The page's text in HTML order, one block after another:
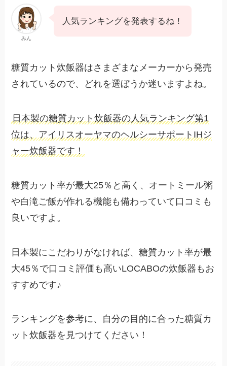
みん
人気ランキングを発表するね！
糖質カット炊飯器はさまざまなメーカーから発売
されているので、どれを選ぼうか迷いますよね。
日本製の糖質カット炊飯器の人気ランキング第1
位は、アイリスオーヤマのヘルシーサポートIHジ
ャー炊飯器です！
糖質カット率が最大25％と高く、オートミール粥
や白滝ご飯が作れる機能も備わっていて口コミも
良いですよ。
日本製にこだわりがなければ、糖質カット率が最
大45％で口コミ評価も高いLOCABOの炊飯器もお
すすめです♪
ランキングを参考に、自分の目的に合った糖質カ
ット炊飯器を見つけてください！